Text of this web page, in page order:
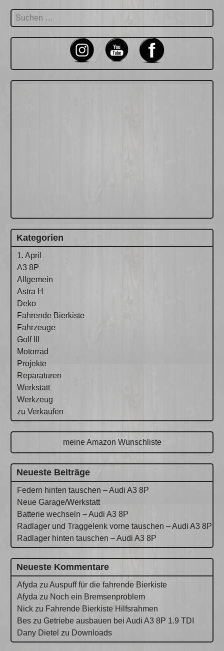
Suchen
nach:
Kategorien
1. April
A3 8P
Allgemein
Astra H
Deko
Fahrende Bierkiste
Fahrzeuge
Golf III
Motorrad
Projekte
Reparaturen
Werkstatt
Werkzeug
zu Verkaufen
meine Amazon Wunschliste
Neueste Beiträge
Federn hinten tauschen – Audi A3 8P
Neue Garage/Werkstatt
Batterie wechseln – Audi A3 8P
Radlager und Traggelenk vorne tauschen – Audi A3 8P
Radlager hinten tauschen – Audi A3 8P
Neueste Kommentare
Afyda zuAuspuff für die fahrende Bierkiste
Afyda zu Noch ein Bremsenproblem
Nick zu Fahrende Bierkiste Hilfsrahmen
Bes zuGetriebe ausbauen bei Audi A3 8P 1.9 TDI
Dany Dietel zu Downloads